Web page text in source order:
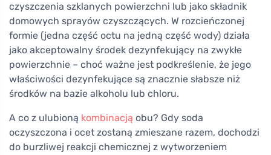
czyszczenia szklanych powierzchni lub jako składnik
domowych sprayów czyszczących. W rozcieńczonej
formie (jedna część octu na jedną część wody) działa
jako akceptowalny środek dezynfekujący na zwykłe
powierzchnie – choć ważne jest podkreślenie, że jego
właściwości dezynfekujące są znacznie słabsze niż
środków na bazie alkoholu lub chloru.
A co z ulubioną kombinacją obu? Gdy soda
oczyszczona i ocet zostaną zmieszane razem, dochodzi
do burzliwej reakcji chemicznej z wytworzeniem